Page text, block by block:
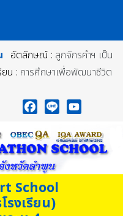
อัตลักษณ์ : ลูกจักรคำฯ เป็น
น : การศึกษาเพื่อพัฒนาชีวิต
School
รงเรียน)